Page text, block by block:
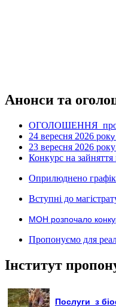
Анонси та
ОГОЛОШЕННЯ про
24 вересня 2026 року
23 вересня 2026 року
Конкурс на зайняття
Оприлюднено
Вступні до
МОН розпочало
Пропонуємо для
Інститут
Послуги з